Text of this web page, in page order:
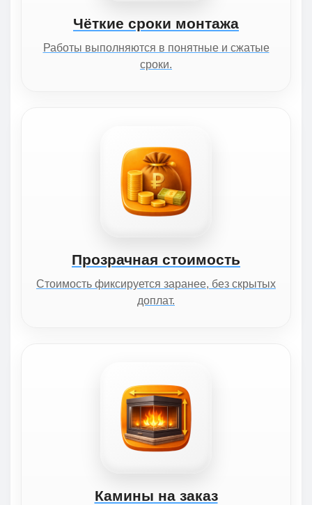
Чёткие сроки монтажа
Работы выполняются в понятные и сжатые
сроки.
Прозрачная стоимость
Стоимость фиксируется заранее, без скрытых
доплат.
Камины на заказ